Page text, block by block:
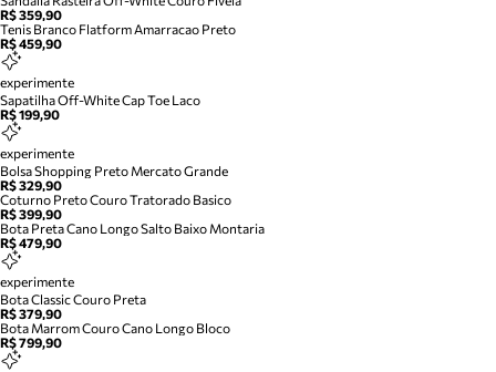
R$ 359,90
Tenis Branco Flatform Amarracao Preto
R$ 459,90
experimente
Sapatilha Off-White Cap Toe Laco
R$ 199,90
experimente
Bolsa Shopping Preto Mercato Grande
R$ 329,90
Coturno Preto Couro Tratorado Basico
R$ 399,90
Bota Preta Cano Longo Salto Baixo Montaria
R$ 479,90
experimente
Bota Classic Couro Preta
R$ 379,90
Bota Marrom Couro Cano Longo Bloco
R$ 799,90